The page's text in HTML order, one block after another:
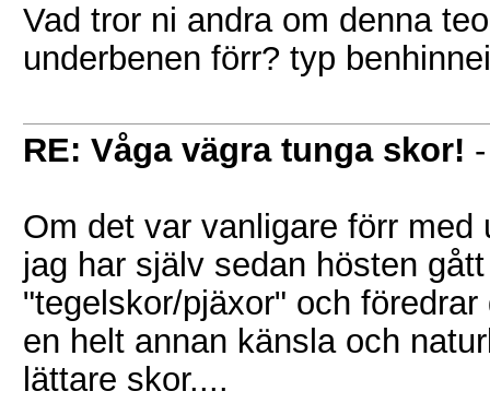
Vad tror ni andra om denna
underbenen förr? typ
RE: Våga vägra tunga skor!
Om det var vanligare förr
jag har själv sedan hösten
"tegelskor/pjäxor" och
en helt annan känsla och
lättare skor....